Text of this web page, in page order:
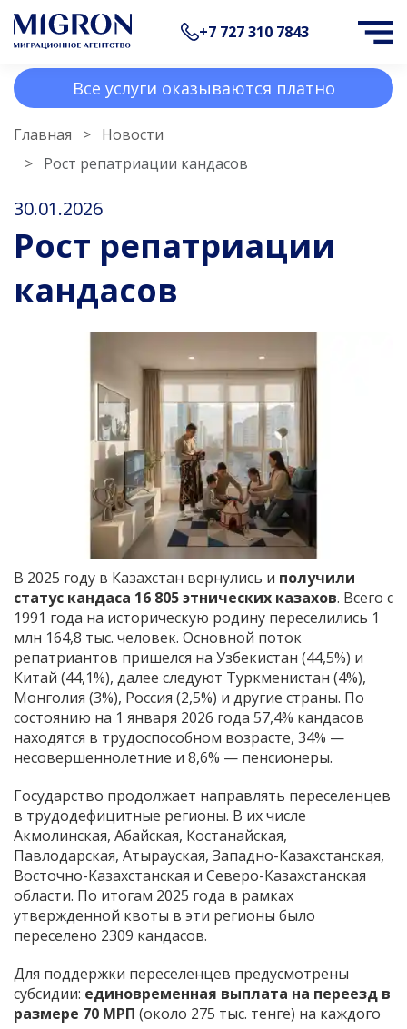
+7 727 310 7843
Все услуги оказываются платно
Главная
Новости
Рост репатриации кандасов
30.01.2026
Рост репатриации
кандасов
В 2025 году в Казахстан вернулись и получили
статус кандаса 16 805 этнических казахов. Всего с
1991 года на историческую родину переселились 1
млн 164,8 тыс. человек. Основной поток
репатриантов пришелся на Узбекистан (44,5%) и
Китай (44,1%), далее следуют Туркменистан (4%),
Монголия (3%), Россия (2,5%) и другие страны. По
состоянию на 1 января 2026 года 57,4% кандасов
находятся в трудоспособном возрасте, 34% —
несовершеннолетние и 8,6% — пенсионеры.
Государство продолжает направлять переселенцев
в трудодефицитные регионы. В их числе
Акмолинская, Абайская, Костанайская,
Павлодарская, Атырауская, Западно-Казахстанская,
Восточно-Казахстанская и Северо-Казахстанская
области. По итогам 2025 года в рамках
утвержденной квоты в эти регионы было
переселено 2309 кандасов.
Для поддержки переселенцев предусмотрены
субсидии: единовременная выплата на переезд в
размере 70 МРП (около 275 тыс. тенге) на каждого